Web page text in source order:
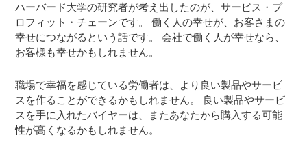
ハーバード大学の研究者が考え出したのが、サービス・プ
ロフィット・チェーンです。 働く人の幸せが、お客さまの
幸せにつながるという話です。 会社で働く人が幸せなら、
お客様も幸せかもしれません。
職場で幸福を感じている労働者は、より良い製品やサービ
スを作ることができるかもしれません。 良い製品やサービ
スを手に入れたバイヤーは、またあなたから購入する可能
性が高くなるかもしれません。